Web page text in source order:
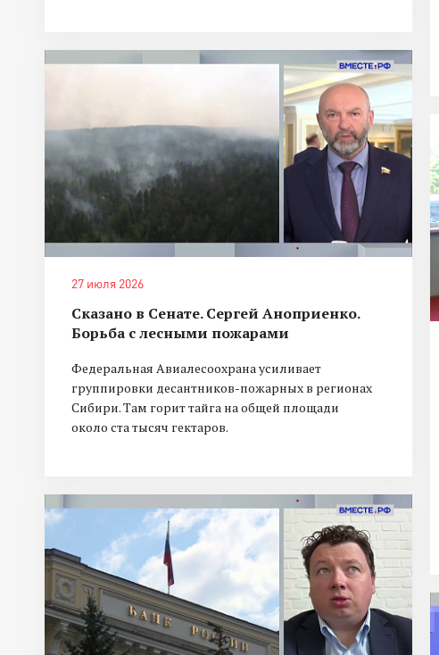
27 июля 2026
Сказано в Сенате. Сергей Аноприенко.
Борьба с лесными пожарами
Федеральная Авиалесоохрана усиливает
группировки десантников-пожарных в регионах
Сибири. Там горит тайга на общей площади
около ста тысяч гектаров.